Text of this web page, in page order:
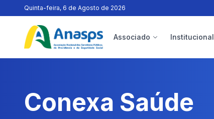
Quinta-feira, 6 de Agosto de 2026
Associado Institucional
Conexa Saúde